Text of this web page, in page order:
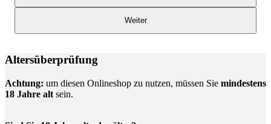
Weiter
Altersüberprüfung
Achtung: um diesen Onlineshop zu nutzen, müssen Sie mindestens
18 Jahre alt sein.